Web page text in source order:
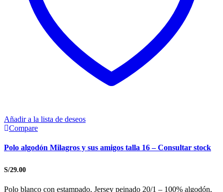
Añadir a la lista de deseos
Compare
Polo algodón Milagros y sus amigos talla 16 – Consultar stock
S/29.00
Polo blanco con estampado, Jersey peinado 20/1 – 100% algodón,